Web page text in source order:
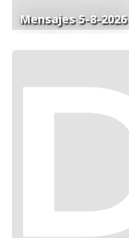
Mensajes 5-8-2026